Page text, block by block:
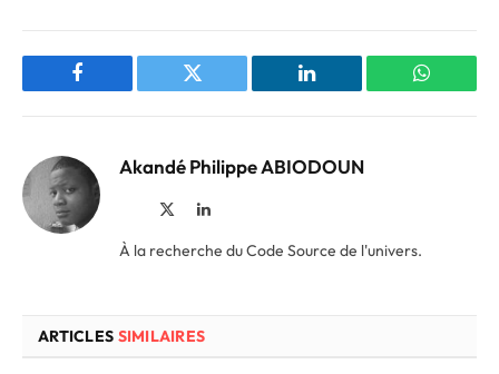
Facebook Twitter LinkedIn
Akandé Philippe ABIODOUN
LinkedIn
À la recherche du Code Source de l'univers.
ARTICLES SIMILAIRES